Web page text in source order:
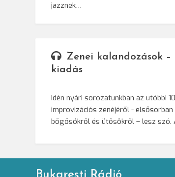
jazznek…
Zenei kalandozások –
kiadás
Idén nyári sorozatunkban az utóbbi
improvizációs zenéjéről - elsősorban
bőgősökről és ütősökről – lesz szó.